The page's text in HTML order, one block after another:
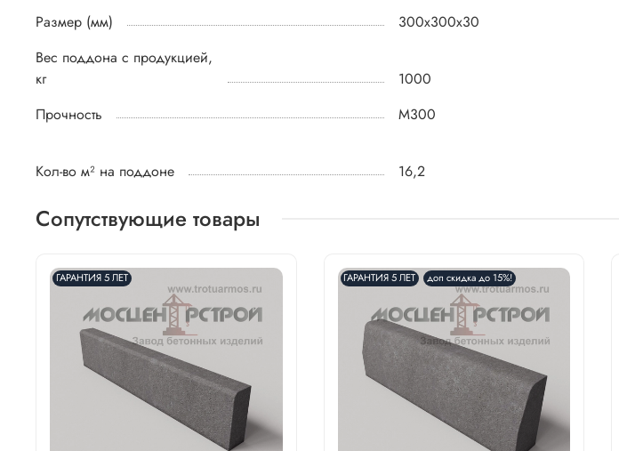
Размер (мм) 300х300х30
Вес поддона с продукцией,
кг
1000
Прочность
М300
Кол-во м² на поддоне 16,2
Сопутствующие товары
ГАРАНТИЯ 5 ЛЕТ ГАРАНТИЯ 5 ЛЕТ доп скидка до 15%!